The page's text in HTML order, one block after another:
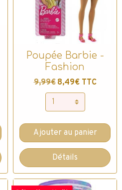
Poupée Barbie -
Fashion
9,99€ 8,49€ TTC
Ajouter au panier
Détails